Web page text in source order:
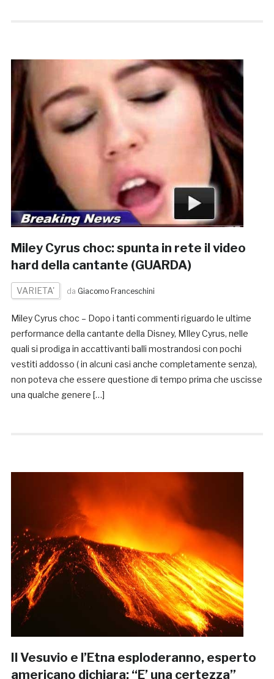
Miley Cyrus choc: spunta in rete il video
hard della cantante (GUARDA)
VARIETA' da Giacomo Franceschini
Miley Cyrus choc – Dopo i tanti commenti riguardo le ultime
performance della cantante della Disney, MIley Cyrus, nelle
quali si prodiga in accattivanti balli mostrandosi con pochi
vestiti addosso ( in alcuni casi anche completamente senza),
non poteva che essere questione di tempo prima che uscisse
una qualche genere […]
Il Vesuvio e l’Etna esploderanno, esperto
americano dichiara: “E’ una certezza”